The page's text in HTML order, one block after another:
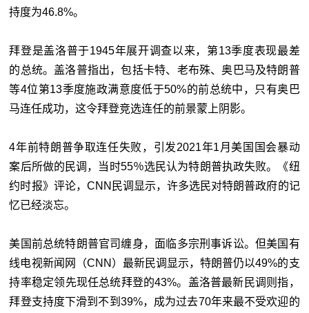
持度为46.8%。
拜登是盖洛普于1945年展开调查以来，第13季度表现最差
的总统。盖洛普指出，包括卡特、老布殊、奥巴马及特朗普
等4位第13季度施政满意度低于50%的前总统中，只有奥巴
马连任成功，这令拜登竞选连任的前景蒙上阴影。
4年前特朗普争取连任失败，引发2021年1月美国国会暴动
案后所做的民调，当时55％选民认为特朗普执政失败。《纽
约时报》评论，CNN民调显示，许多选民对特朗普政府的记
忆已经淡忘。
美国前总统特朗普官司缠身，面临多宗刑事诉讼。但美国有
线电视新闻网（CNN）最新民调显示，特朗普仍以49%的支
持率稳定领先现任总统拜登的43%。盖洛普最新民调则指，
拜登支持度下滑到不到39%，成为过去70年来最不受欢迎的